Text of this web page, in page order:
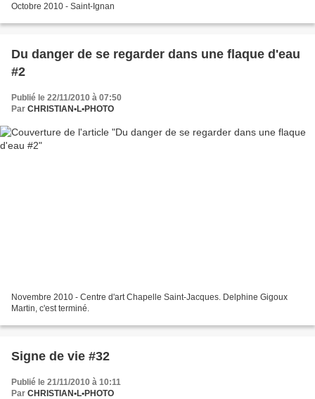
Octobre 2010 - Saint-Ignan
Du danger de se regarder dans une flaque d'eau
#2
Publié le 22/11/2010 à 07:50
Par CHRISTIAN•L•PHOTO
Novembre 2010 - Centre d'art Chapelle Saint-Jacques. Delphine Gigoux
Martin, c'est terminé.
Signe de vie #32
Publié le 21/11/2010 à 10:11
Par CHRISTIAN•L•PHOTO